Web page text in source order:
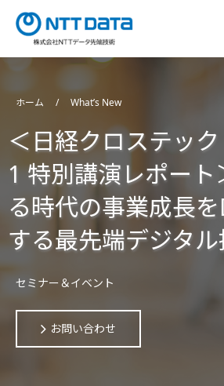
ホーム What’s New
＜日経クロステッ
1 特別講演レポート
る時代の事業成長
する最先端デジタ
セミナー＆イベント
お問い合わせ